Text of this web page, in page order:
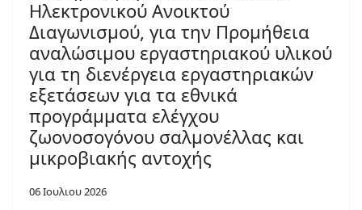
Ηλεκτρονικού Ανοικτού
Διαγωνισμού, για την Προμήθεια
αναλώσιμου εργαστηριακού υλικού
για τη διενέργεια εργαστηριακών
εξετάσεων για τα εθνικά
προγράμματα ελέγχου
ζωονοσογόνου σαλμονέλλας και
μικροβιακής αντοχής
06 Ιουλιου 2026